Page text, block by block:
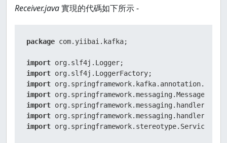
Receiver.java實現的代碼如下所示 -
package com.yiibai.kafka;
import
import
import
import
import
import
import org.springframework.stereotype.Service;